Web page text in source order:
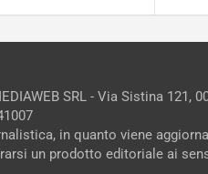
SRL - Via Sistina 121,
in quanto viene
un prodotto editoriale ai